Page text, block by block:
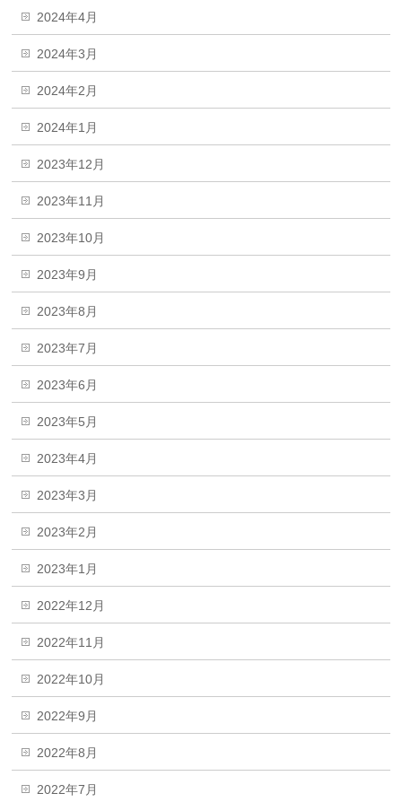
2024年4月
2024年3月
2024年2月
2024年1月
2023年12月
2023年11月
2023年10月
2023年9月
2023年8月
2023年7月
2023年6月
2023年5月
2023年4月
2023年3月
2023年2月
2023年1月
2022年12月
2022年11月
2022年10月
2022年9月
2022年8月
2022年7月